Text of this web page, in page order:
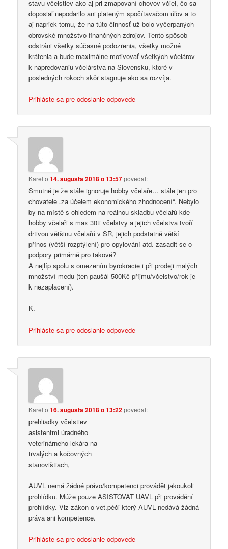
stavu včelstiev ako aj pri zmapovaní chovov včiel, čo sa
doposiaľ nepodarilo ani plateným spočítavačom úľov a to
aj napriek tomu, že na túto činnosť už bolo vyčerpaných
obrovské množstvo finančných zdrojov. Tento spôsob
odstráni všetky súčasné podozrenia, všetky možné
krátenia a bude maximálne motivovať všetkých včelárov
k napredovaniu včelárstva na Slovensku, ktoré v
posledných rokoch skôr stagnuje ako sa rozvíja.
Prihláste sa pre odoslanie odpovede
Karel o14. augusta 2018 o 13:57povedal:
Smutné je že stále ignoruje hobby včelaře… stále jen pro
chovatele „za účelem ekonomického zhodnocení“. Nebylo
by na místě s ohledem na reálnou skladbu včelařú kde
hobby včelaři s max 30ti včelstvy a jejich včelstva tvoří
drtivou většinu včelařú v SR, jejich podstatně větší
přínos (větší rozptýlení) pro opylování atd. zasadit se o
podpory primárně pro takové?
A nejlíp spolu s omezením byrokracie i při prodeji malých
množství medu (ten paušál 500Kč příjmu/včelstvo/rok je
k nezaplacení).
K.
Prihláste sa pre odoslanie odpovede
Karel o16. augusta 2018 o 13:22povedal:
prehliadky včelstiev
asistentmi úradného
veterinárneho lekára na
trvalých a kočovných
stanovištiach,
AUVL nemá žádné právo/kompetenci provádět jakoukoli
prohlídku. Múže pouze ASISTOVAT UAVL při provádění
prohlídky. Viz zákon o vet.péči který AUVL nedává žádná
práva ani kompetence.
Prihláste sa pre odoslanie odpovede